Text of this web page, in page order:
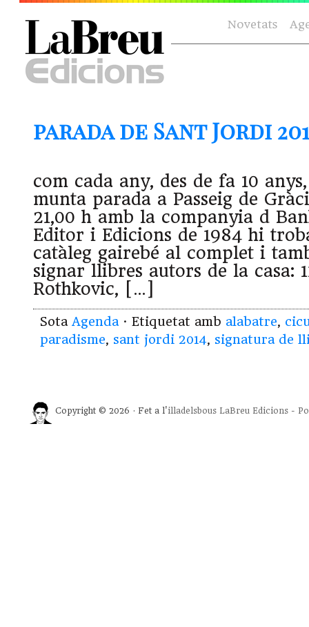
Novetats
parada de Sant Jordi
com cada any, des de fa 10
munta parada a Passeig de
21,00 h amb la companyia d
Editor i Edicions de 1984 hi
catàleg gairebé al complet i
signar llibres autors de la casa:
Rothkovic, […]
Sota Agenda · Etiquetat amb alabatre,
paradisme, sant jordi 2014, signatura de
Copyright © 2026 · Fet a l'illadelsbous LaBreu Edicions -